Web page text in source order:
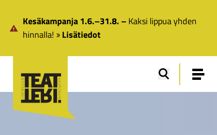
Kesäkampanja 1.6.–31.8. – Kaksi lippua yhden
hinnalla!
Lisätiedot